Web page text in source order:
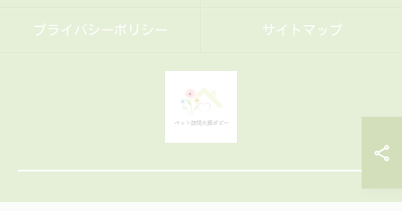
プライバシーポリシー サイトマップ